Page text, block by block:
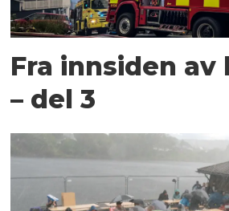
Fra innsiden av
– del 3